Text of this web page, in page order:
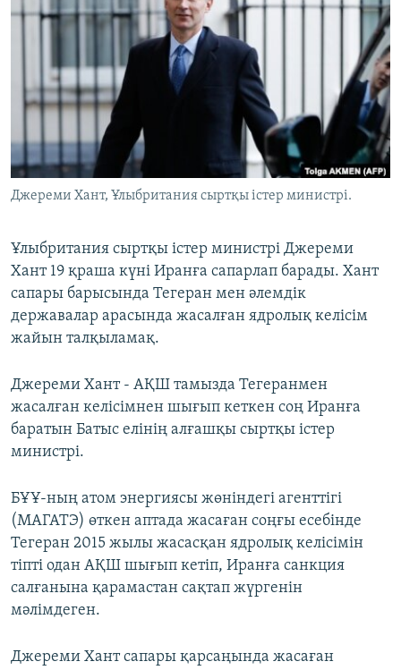
АРНАЙЫ ЖОБАЛАР
ЖАЗЫЛЫҢЫЗ
Басқа тілдерде
Джереми Хант, Ұлыбритания сыртқы істер министрі.
Ұлыбритания сыртқы істер министрі Джереми
Хант 19 қраша күні Иранға сапарлап барады. Хант
сапары барысында Тегеран мен әлемдік
державалар арасында жасалған ядролық келісім
жайын талқыламақ.
Джереми Хант - АҚШ тамызда Тегеранмен
жасалған келісімнен шығып кеткен соң Иранға
баратын Батыс елінің алғашқы сыртқы істер
министрі.
БҰҰ-ның атом энергиясы жөніндегі агенттігі
(МАГАТЭ) өткен аптада жасаған соңғы есебінде
Тегеран 2015 жылы жасасқан ядролық келісімін
тіпті одан АҚШ шығып кетіп, Иранға санкция
салғанына қарамастан сақтап жүргенін
мәлімдеген.
Джереми Хант сапары қарсаңында жасаған